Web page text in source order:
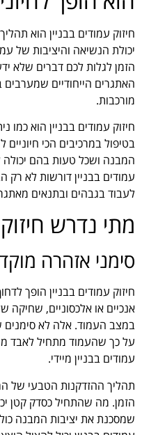
חיזוק עמודים בבניין הוא
יכולת הנשיאה והיציבות של
הזמן לגלות לכם דברים שלא
האתגרים הייחודיים שמערבים
מורכבות.
חיזוק עמודים בבניין הוא
בטיפול במרכיבים הכי
המבנה ושכל טעות בהם יכולה
עמודים בבניין דורשות לא
לעבוד בגבהים ובתנאים
מתי נדרש
סימני אזהרה
חיזוק עמודים בבניין הופך
אנכיים או אלכסוניים, שחיקה
במצב העמוד. אלה לא
על כך שהעמוד מתחיל לאבד
עמודים בבניין מיידי.
תהליך ההזדקנות הטבעי של
הזמן. מה שהתחיל כסדק קטן
שמסכנת את יציבות המבנה